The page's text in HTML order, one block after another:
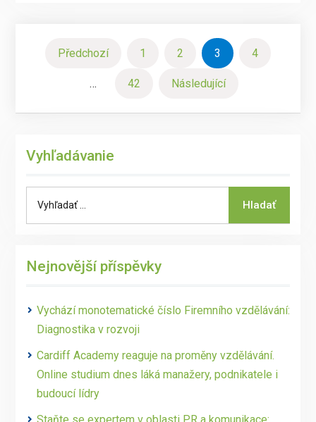
Navigace
Předchozí 1 2 3 4
… 42 Následující
Vyhľadávanie
Hladať
Nejnovější příspěvky
Vychází monotematické číslo Firemního vzdělávání:
Diagnostika v rozvoji
Cardiff Academy reaguje na proměny vzdělávání.
Online studium dnes láká manažery, podnikatele i
budoucí lídry
Staňte se expertem v oblasti PR a komunikace: